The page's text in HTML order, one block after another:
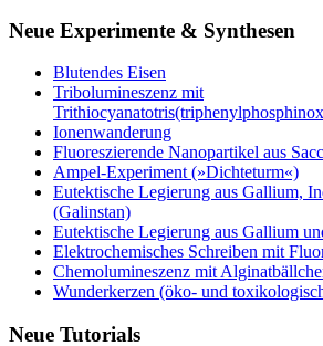
Neue Experimente & Synthesen
Blutendes Eisen
Tribolumineszenz mit
Ionenwanderung
Fluoreszierende Nanopartikel aus
Ampel-Experiment (»Dichteturm«)
Eutektische Legierung aus Gallium,
(Galinstan)
Eutektische Legierung aus Gallium
Elektrochemisches Schreiben mit
Chemolumineszenz mit
Wunderkerzen (öko- und
Neue Tutorials